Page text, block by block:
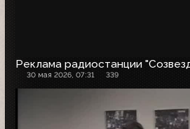
Реклама радиостанции
30 мая 2026, 07:31 339